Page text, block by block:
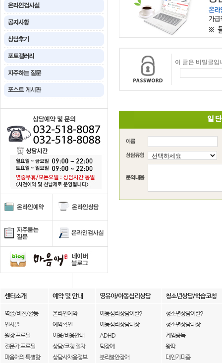
이 글은 비밀글입
센터소개 예약 및 안내 영유아/아동심리상담 청소년상담/학습코칭
역할/비전/활동
인사말
원장 프로필
전문가 프로필
마음애의 특별함
온라인예약
예약확인
이용/비용안내
상담/코칭 절차
상담사채용정보
아동심리상담이란?
아동심리상담대상
ADHD
틱장애
분리불안장애
청소년상담이란?
청소년상담대상
게임중독
왕따
대인기피증